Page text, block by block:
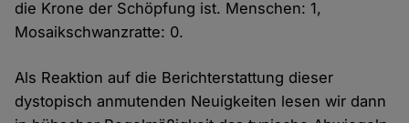
die Krone der Schöpfung ist. Menschen: 1,
Mosaikschwanzratte: 0.
Als Reaktion auf die Berichterstattung dieser
dystopisch anmutenden Neuigkeiten lesen wir dann